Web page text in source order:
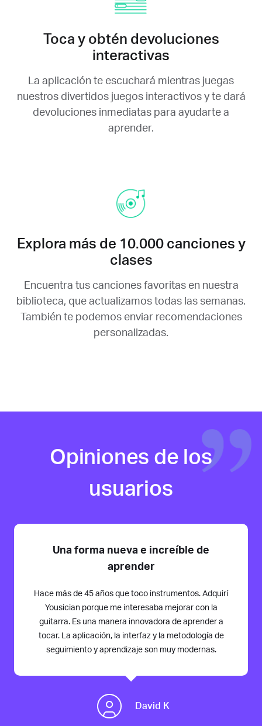
Toca y obtén devoluciones
interactivas
La aplicación te escuchará mientras juegas
nuestros divertidos juegos interactivos y te dará
devoluciones inmediatas para ayudarte a
aprender.
Explora más de 10.000 canciones y
clases
Encuentra tus canciones favoritas en nuestra
biblioteca, que actualizamos todas las semanas.
También te podemos enviar recomendaciones
personalizadas.
Opiniones de los
usuarios
Una forma nueva e increíble de
aprender
Hace más de 45 años que toco instrumentos. Adquirí
Yousician porque me interesaba mejorar con la
guitarra. Es una manera innovadora de aprender a
tocar. La aplicación, la interfaz y la metodología de
seguimiento y aprendizaje son muy modernas.
David K